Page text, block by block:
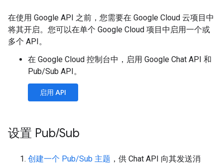
在使用 Google API 之前，您需要在 Google Cloud 云项目中
将其开启。您可以在单个 Google Cloud 项目中启用一个或
多个 API。
在 Google Cloud 控制台中，启用 Google Chat API 和
Pub/Sub API。
启用 API
设置 Pub/Sub
创建一个 Pub/Sub 主题 ，供 Chat API 向其发送消